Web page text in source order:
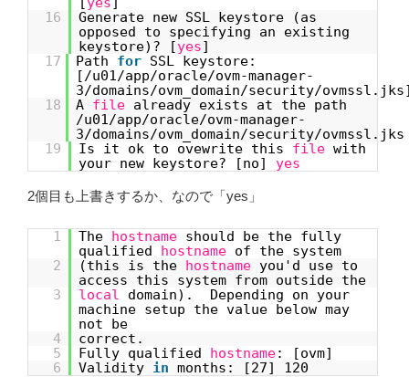
16
Generate new SSL keystore (as
opposed to specifying an existing
keystore)? [yes]
17
Path for SSL keystore:
[/u01/app/oracle/ovm-manager-
3/domains/ovm_domain/security/
18
A file already exists at the path
/u01/app/oracle/ovm-manager-
3/domains/ovm_domain/security/ovmssl.jks
19
Is it ok to ovewrite this file with
your new keystore? [no] yes
2個目も上書きするか、なので「yes」
1 The hostname should be the fully
qualified hostname of the system
2
(this is the hostname you'd use to
access this system from outside the
3
local
domain). Depending on your
machine setup the value below may
not be
4
correct.
5
Fully qualified hostname: [ovm]
6
Validity in months: [27] 120